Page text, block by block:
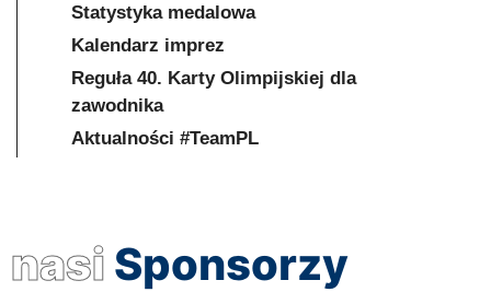
Statystyka medalowa
Kalendarz imprez
Reguła 40. Karty Olimpijskiej dla
zawodnika
Aktualności #TeamPL
nasi Sponsorzy